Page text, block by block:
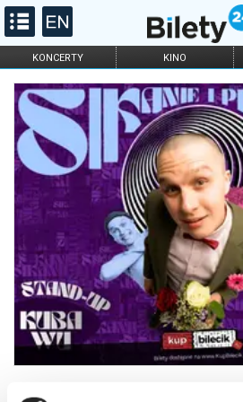
KONCERTY KINO
FILHARMONIA OPERA I BALET
DLA DZIECI
ONLINE